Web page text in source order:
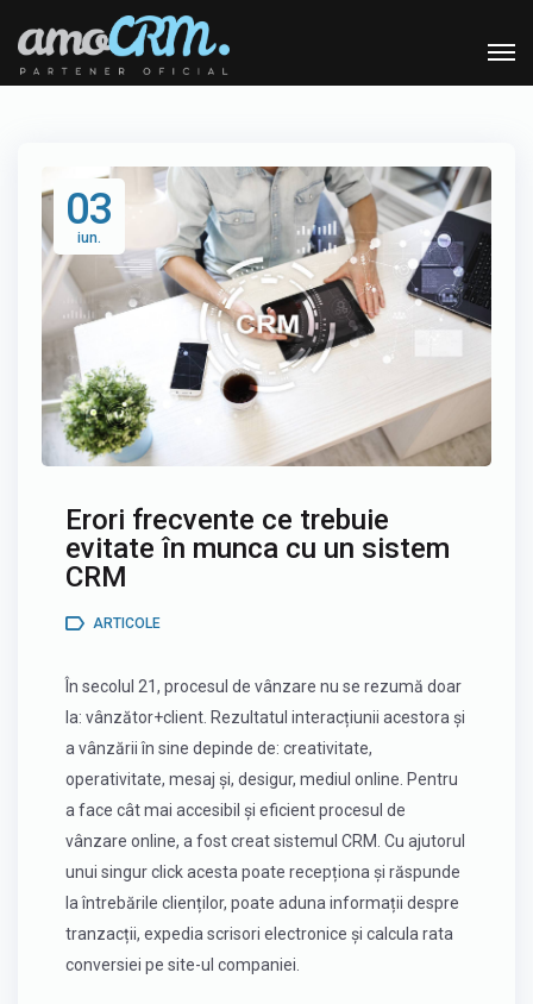
03
iun.
Erori frecvente ce trebuie
evitate în munca cu un sistem
CRM
ARTICOLE
În secolul 21, procesul de vânzare nu se rezumă doar
la: vânzător+client. Rezultatul interacțiunii acestora și
a vânzării în sine depinde de: creativitate,
operativitate, mesaj și, desigur, mediul online. Pentru
a face cât mai accesibil și eficient procesul de
vânzare online, a fost creat sistemul CRM . Cu ajutorul
unui singur click acesta poate recepționa și răspunde
la întrebările clienților, poate aduna informații despre
tranzacții, expedia scrisori electronice și calcula rata
conversiei pe site-ul companiei.